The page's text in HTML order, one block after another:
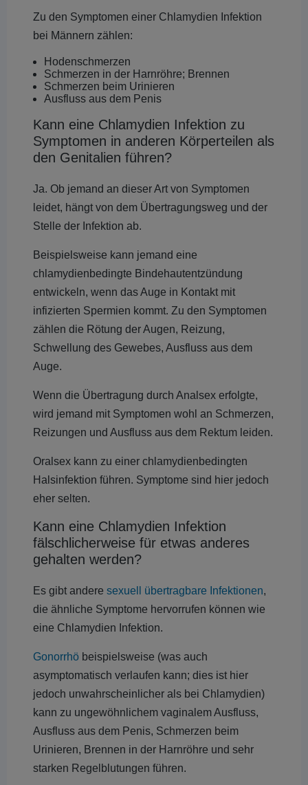
Zu den Symptomen einer Chlamydien Infektion
bei Männern zählen:
Hodenschmerzen
Schmerzen in der Harnröhre; Brennen
Schmerzen beim Urinieren
Ausfluss aus dem Penis
Kann eine Chlamydien Infektion zu
Symptomen in anderen Körperteilen als
den Genitalien führen?
Ja. Ob jemand an dieser Art von Symptomen
leidet, hängt von dem Übertragungsweg und der
Stelle der Infektion ab.
Beispielsweise kann jemand eine
chlamydienbedingte Bindehautentzündung
entwickeln, wenn das Auge in Kontakt mit
infizierten Spermien kommt. Zu den Symptomen
zählen die Rötung der Augen, Reizung,
Schwellung des Gewebes, Ausfluss aus dem
Auge.
Wenn die Übertragung durch Analsex erfolgte,
wird jemand mit Symptomen wohl an Schmerzen,
Reizungen und Ausfluss aus dem Rektum leiden.
Oralsex kann zu einer chlamydienbedingten
Halsinfektion führen. Symptome sind hier jedoch
eher selten.
Kann eine Chlamydien Infektion
fälschlicherweise für etwas anderes
gehalten werden?
Es gibt andere sexuell übertragbare Infektionen,
die ähnliche Symptome hervorrufen können wie
eine Chlamydien Infektion.
Gonorrhö beispielsweise (was auch
asymptomatisch verlaufen kann; dies ist hier
jedoch unwahrscheinlicher als bei Chlamydien)
kann zu ungewöhnlichem vaginalem Ausfluss,
Ausfluss aus dem Penis, Schmerzen beim
Urinieren, Brennen in der Harnröhre und sehr
starken Regelblutungen führen.